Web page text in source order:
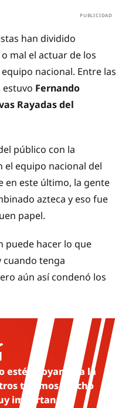
han dividido
mal el actuar de los
nacional. Entre las
estuvo Fernando
Rayadas del
público con la
el equipo nacional del
en este último, la gente
azteca y eso fue
papel.
puede hacer lo que
cuando tenga
aún así condenó los
esté apoyando a la
tuvimos mucho
importante.